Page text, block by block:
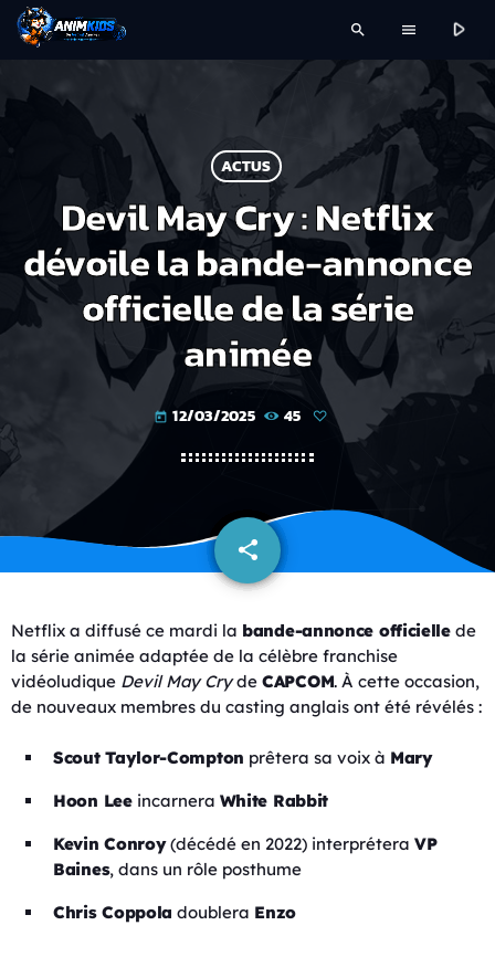
search menu play_arrow
ACTUS
Devil May Cry : Netflix
dévoile la bande-annonce
officielle de la série
animée
today 12/03/2025 45
share
email
Netflix a diffusé ce mardi la bande-annonce officiellede
la série animée adaptée de la célèbre franchise
vidéoludique Devil May Cryde CAPCOM. À cette occasion,
de nouveaux membres du casting anglais ont été révélés :
Scout Taylor-Compton prêtera sa voix à Mary
Hoon Leeincarnera White Rabbit
Kevin Conroy(décédé en 2022) interpréteraVP
Baines, dans un rôle posthume
Chris Coppola doublera Enzo